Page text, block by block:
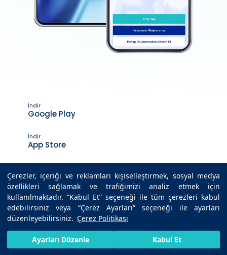
Çerezler, içeriği ve reklamları kişiselleştirmek, sosyal medya
özellikleri sağlamak ve trafiğimizi analiz etmek için
kullanılmaktadır. “Kabul Et” seçeneği ile tüm çerezleri kabul
edebilirsiniz veya “Çerez Ayarları” seçeneği ile ayarları
düzenleyebilirsiniz. Çerez Politikası
Ayarları Düzenle Kabul Et
İndir
Google Play
İndir
App Store
Son Güncelleme Tarihi : 25.12.2020 16:04
HIZLI RANDEVU AL BIZE ULAŞIN